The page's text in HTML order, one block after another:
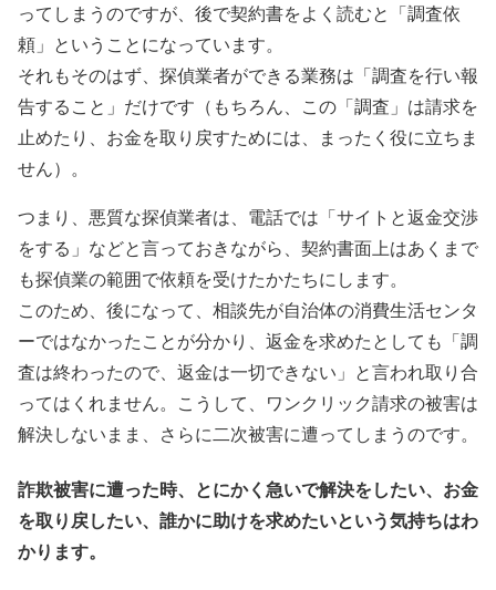
ってしまうのですが、後で契約書をよく読むと「調査依
頼」ということになっています。
それもそのはず、探偵業者ができる業務は「調査を行い報
告すること」だけです（もちろん、この「調査」は請求を
止めたり、お金を取り戻すためには、まったく役に立ちま
せん）。
つまり、悪質な探偵業者は、電話では「サイトと返金交渉
をする」などと言っておきながら、契約書面上はあくまで
も探偵業の範囲で依頼を受けたかたちにします。
このため、後になって、相談先が自治体の消費生活センタ
ーではなかったことが分かり、返金を求めたとしても「調
査は終わったので、返金は一切できない」と言われ取り合
ってはくれません。こうして、ワンクリック請求の被害は
解決しないまま、さらに二次被害に遭ってしまうのです。
詐欺被害に遭った時、とにかく急いで解決をしたい、お金
を取り戻したい、誰かに助けを求めたいという気持ちはわ
かります。